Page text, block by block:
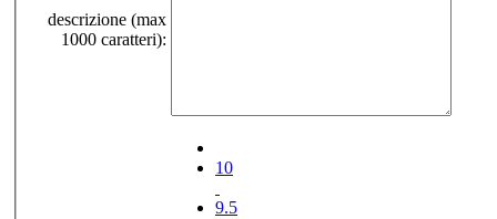
descrizione (max
1000 caratteri):
10
9.5